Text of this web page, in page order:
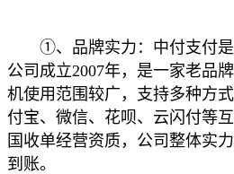
①、品牌实力：中付支付是
公司成立2007年，是一家老品
机使用范围较广，支持多种方
付宝、微信、花呗、云闪付等
国收单经营资质，公司整体实
到账。